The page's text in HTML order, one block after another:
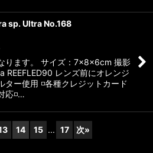
sp. Ultra No.168
ります。 サイズ：7×8×6cm 撮影
REEFLED90 レンズ前にオレンジ
ター使用 ◽️各種クレジットカード
応◽️…
14 15 ... 17 次»